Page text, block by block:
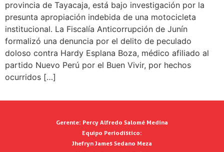
provincia de Tayacaja, está bajo investigación por la
presunta apropiación indebida de una motocicleta
institucional. La Fiscalía Anticorrupción de Junín
formalizó una denuncia por el delito de peculado
doloso contra Hardy Esplana Boza, médico afiliado al
partido Nuevo Perú por el Buen Vivir, por hechos
ocurridos […]
Gerente: Percy Alfredo Salomé Medina
Equipo Periodístico:
Jhefryn James Sedano Meza